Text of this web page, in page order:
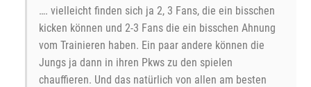
…. vielleicht finden sich ja 2, 3 Fans, die ein bisschen
kicken können und 2-3 Fans die ein bisschen Ahnung
vom Trainieren haben. Ein paar andere können die
Jungs ja dann in ihren Pkws zu den spielen
chauffieren. Und das natürlich von allen am besten